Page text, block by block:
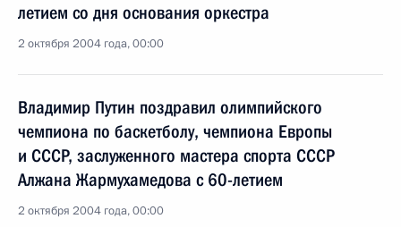
летием со дня основания оркестра
2 октября 2004 года, 00:00
Владимир Путин поздравил олимпийского
чемпиона по баскетболу, чемпиона Европы
и СССР, заслуженного мастера спорта СССР
Алжана Жармухамедова с 60-летием
2 октября 2004 года, 00:00